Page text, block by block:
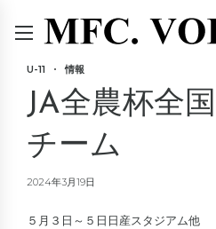
U-11 情報
JA全農杯全
チーム
2024年3月19日
５月３日～５日日産スタジアム他